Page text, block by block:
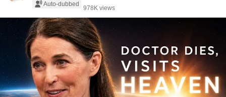
Auto-dubbed
978K views